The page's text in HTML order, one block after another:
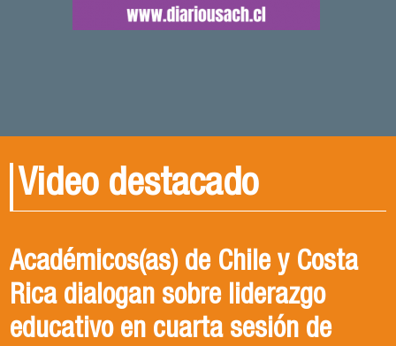
Video destacado
Académicos(as) de Chile y Costa
Rica dialogan sobre liderazgo
educativo en cuarta sesión de